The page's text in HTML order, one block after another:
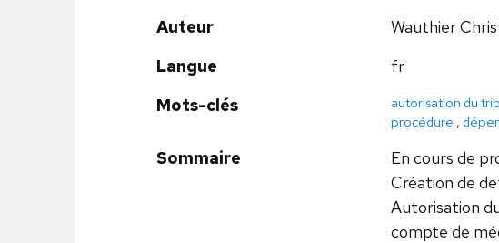
Auteur
Wauthier
Langue
fr
Mots-clés
autorisation du
procédure ,
Sommaire
En cours de
Création de
Autorisation
compte de